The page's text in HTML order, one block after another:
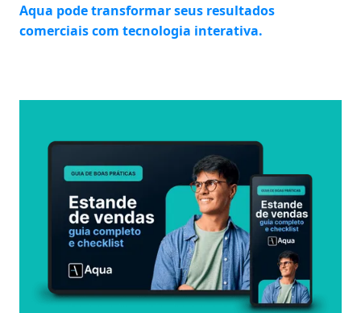
Aqua pode transformar seus resultados
comerciais com tecnologia interativa.